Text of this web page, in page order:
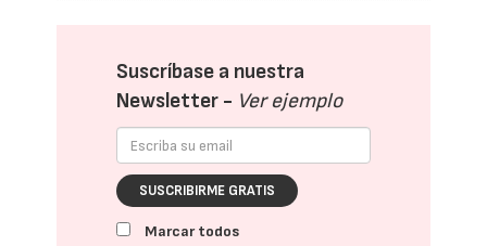
Suscríbase a nuestra
Newsletter - Ver ejemplo
SUSCRIBIRME GRATIS
Marcar todos